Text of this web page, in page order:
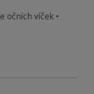
očních víček •